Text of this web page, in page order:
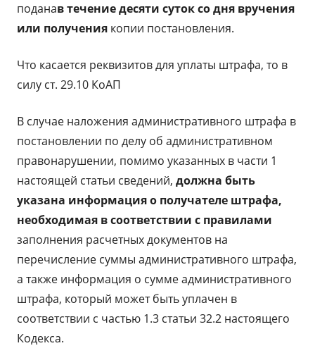
поданав течение десяти суток со дня вручения
или получения копии постановления.
Что касается реквизитов для уплаты штрафа, то в
силу ст. 29.10 КоАП
В случае наложения административного штрафа в
постановлении по делу об административном
правонарушении, помимо указанных в части 1
настоящей статьи сведений, должна быть
указана информация о получателе штрафа,
необходимая в соответствии с правилами
заполнения расчетных документов на
перечисление суммы административного штрафа,
а также информация о сумме административного
штрафа, который может быть уплачен в
соответствии с частью 1.3 статьи 32.2 настоящего
Кодекса.